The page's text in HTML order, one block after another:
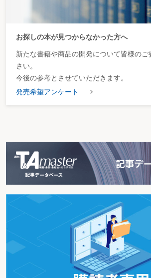
お探しの本が見つからなかった方へ
新たな書籍や商品の開発について皆様の
さい。
今後の参考とさせていただきます。
発売希望アンケート